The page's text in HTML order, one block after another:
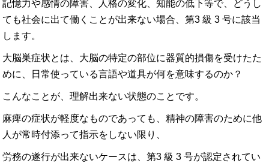
記憶力や感情の障害、人格の変化、知能の低下等で、どうし
ても社会に出て働くことが出来ない場合、第3 級 3 号に該当
します。
大脳巣症状とは、大脳の特定の部位に器質的損傷を受けたた
めに、日常使っている言語や道具が何を意味するのか？
こんなことが、理解出来ない状態のことです。
麻痺の症状が軽度なものであっても、精神の障害のために他
人が常時付添って指示をしない限り、
労務の遂行が出来ないケースは、第3 級 3 号が認定されてい